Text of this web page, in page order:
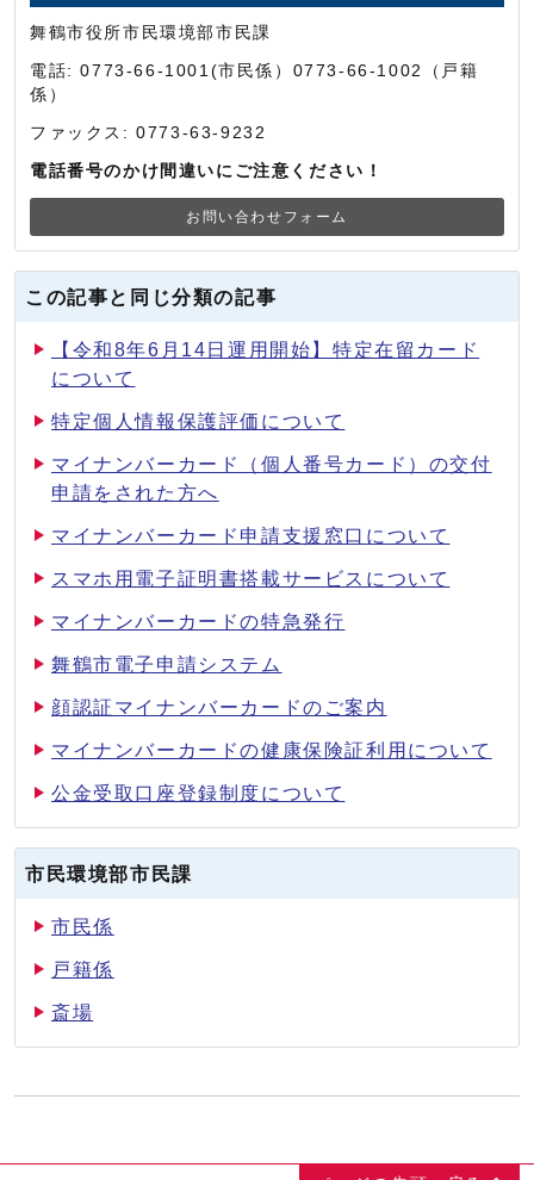
舞鶴市役所市民環境部市民課
電話: 0773-66-1001(市民係）0773-66-1002（戸籍
係）
ファックス: 0773-63-9232
電話番号のかけ間違いにご注意ください！
お問い合わせフォーム
この記事と同じ分類の記事
【令和8年6月14日運用開始】特定在留カード
について
特定個人情報保護評価について
マイナンバーカード（個人番号カード）の交付
申請をされた方へ
マイナンバーカード申請支援窓口について
スマホ用電子証明書搭載サービスについて
マイナンバーカードの特急発行
舞鶴市電子申請システム
顔認証マイナンバーカードのご案内
マイナンバーカードの健康保険証利用について
公金受取口座登録制度について
市民環境部市民課
市民係
戸籍係
斎場